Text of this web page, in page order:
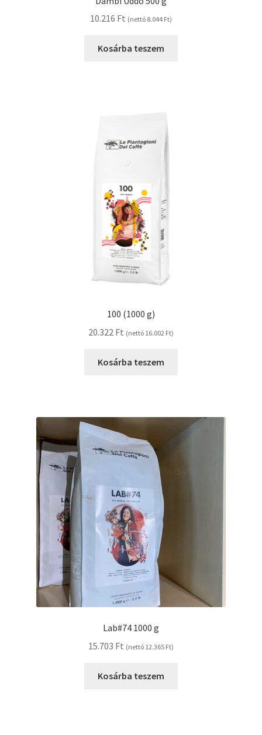
10.216 Ft (nettó 8.044 Ft)
Kosárba teszem
100 (1000 g)
20.322 Ft (nettó 16.002 Ft)
Kosárba teszem
Lab#74 1000 g
15.703 Ft (nettó 12.365 Ft)
Kosárba teszem